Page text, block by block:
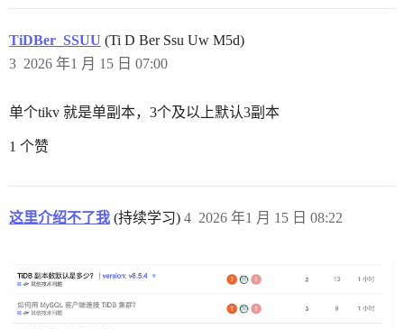
TiDBer_SSUU (Ti D Ber Ssu Uw M5d)
2026 年1 月 15 日 07:00
3
单个tikv 就是单副本，3个及以上默认3副本
1 个赞
这里介绍不了我 (持续学习) 2026 年1 月 15 日 08:22
4